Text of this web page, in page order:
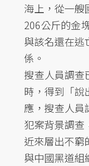
海上，從一艘
206公斤的金
與該名還在逃
係。
搜查人員調查
時，得到「說
應，搜查人員
犯案背景調查
近來層出不窮
與中國黑道組